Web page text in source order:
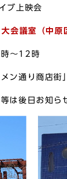
ブ上映会
会議室（中
～12時
ン通り商店街
は後日お知ら